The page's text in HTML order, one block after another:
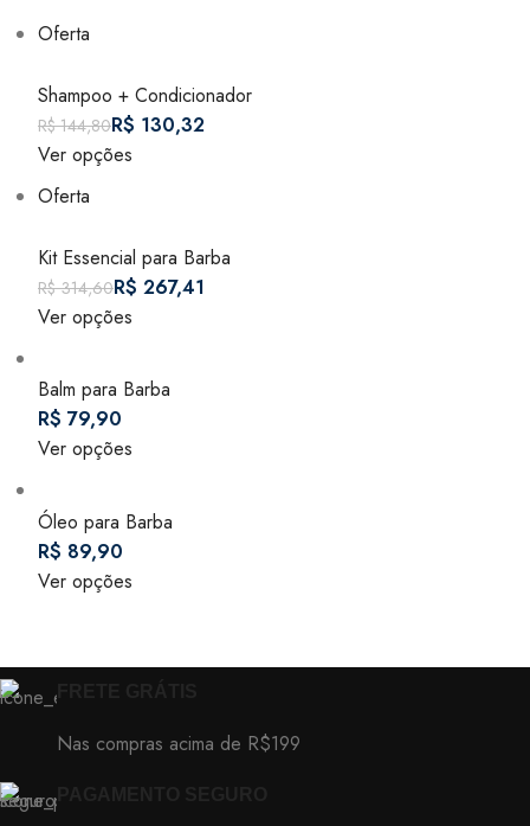
Oferta
Shampoo + Condicionador
R$
R$
Ver opções
Oferta
Kit Essencial para Barba
R$
R$
Ver opções
Balm para Barba
Ver opções
Óleo para Barba
Ver opções
Nas compras acima de R$199